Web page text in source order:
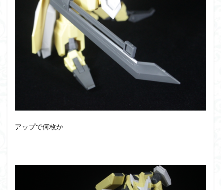
アップで何枚か